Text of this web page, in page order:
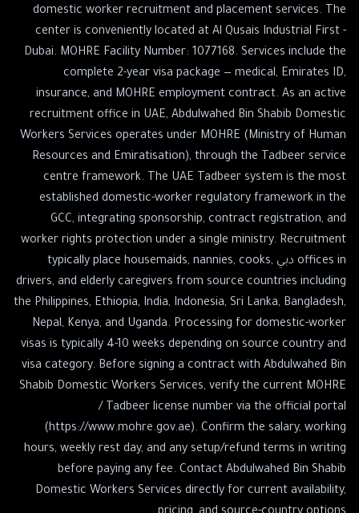
domestic worker recruitment and placement services. The
center is conveniently located at Al Qusais Industrial First -
Dubai. MOHRE Facility Number: 1077168. Services include the
complete 2-year visa package — medical, Emirates ID,
insurance, and MOHRE employment contract. As an active
recruitment office in UAE, Abdulwahed Bin Shabib Domestic
Workers Services operates under MOHRE (Ministry of Human
Resources and Emiratisation), through the Tadbeer service
centre framework. The UAE Tadbeer system is the most
established domestic-worker regulatory framework in the
GCC, integrating sponsorship, contract registration, and
worker rights protection under a single ministry. Recruitment
offices in دبي typically place housemaids, nannies, cooks,
drivers, and elderly caregivers from source countries including
the Philippines, Ethiopia, India, Indonesia, Sri Lanka, Bangladesh,
Nepal, Kenya, and Uganda. Processing for domestic-worker
visas is typically 4-10 weeks depending on source country and
visa category. Before signing a contract with Abdulwahed Bin
Shabib Domestic Workers Services, verify the current MOHRE
/ Tadbeer license number via the official portal
(https://www.mohre.gov.ae). Confirm the salary, working
hours, weekly rest day, and any setup/refund terms in writing
before paying any fee. Contact Abdulwahed Bin Shabib
Domestic Workers Services directly for current availability,